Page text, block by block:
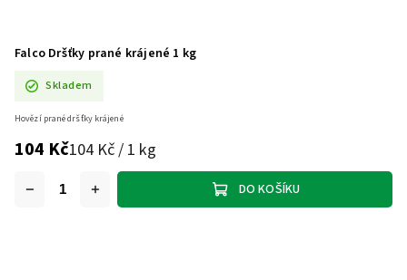
Falco Dršťky prané krájené 1 kg
Skladem
104 Kč104 Kč / 1 kg
DO KOŠÍKU
Hovězí prané dršťky krájené